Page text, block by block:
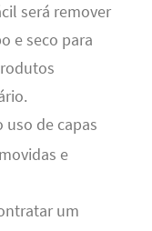
será remover
e seco para
uso de capas
e
um